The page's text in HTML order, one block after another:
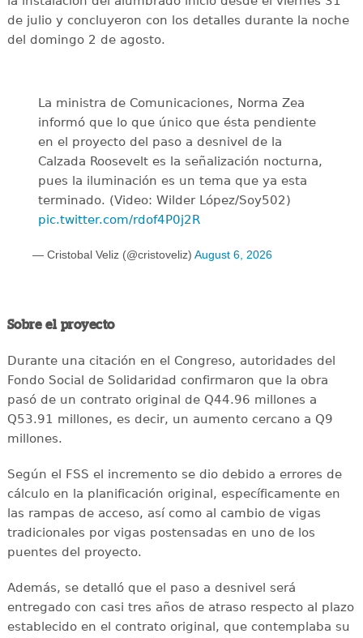
de julio y concluyeron con los detalles durante la noche
del domingo 2 de agosto.
La ministra de Comunicaciones, Norma Zea
informó que lo que único que ésta pendiente
en el proyecto del paso a desnivel de la
Calzada Roosevelt es la señalización nocturna,
pues la iluminación es un tema que ya esta
terminado. (Video: Wilder López/Soy502)
pic.twitter.com/rdof4P0j2R
— Cristobal Veliz (@cristoveliz) August 6, 2026
Sobre el proyecto
Durante una citación en el Congreso, autoridades del
Fondo Social de Solidaridad confirmaron que la obra
pasó de un contrato original de Q44.96 millones a
Q53.91 millones, es decir, un aumento cercano a Q9
millones.
Según el FSS el incremento se dio debido a errores de
cálculo en la planificación original, específicamente en
las rampas de acceso, así como al cambio de vigas
tradicionales por vigas postensadas en uno de los
puentes del proyecto.
Además, se detalló que el paso a desnivel será
entregado con casi tres años de atraso respecto al plazo
establecido en el contrato original, que contemplaba su